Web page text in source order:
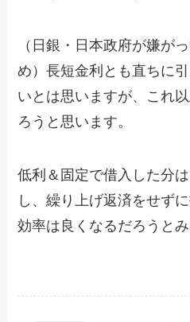
（日銀・日本政府が嫌が
め）長短金利とも直ちに
いとは思いますが、これ
ろうと思います。
低利＆固定で借入した分
し、繰り上げ返済をせず
効率は良くなるだろうとみ